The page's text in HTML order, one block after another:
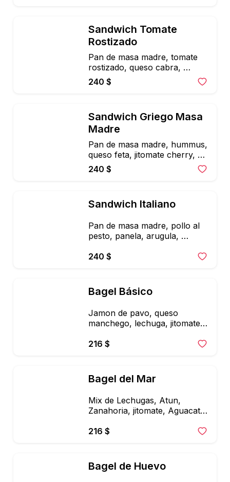
Sandwich Tomate
Rostizado
Pan de masa madre, tomate
rostizado, queso cabra,
aguacate, arugula y vinagreta
240 $
Sandwich Griego Masa
Madre
Pan de masa madre, hummus,
queso feta, jitomate cherry,
acieitunas negras, pepino y
vinagreta
240 $
Sandwich Italiano
Pan de masa madre, pollo al
pesto, panela, arugula,
espinaca y aguacate
240 $
Bagel Básico
Jamon de pavo, queso
manchego, lechuga, jitomate,
mayonesa de chipotyle y
216 $
Bagel del Mar
Mix de Lechugas, Atun,
Zanahoria, jitomate, Aguacate,
Aderezo de limon y Cilantro.
216 $
Bagel de Huevo